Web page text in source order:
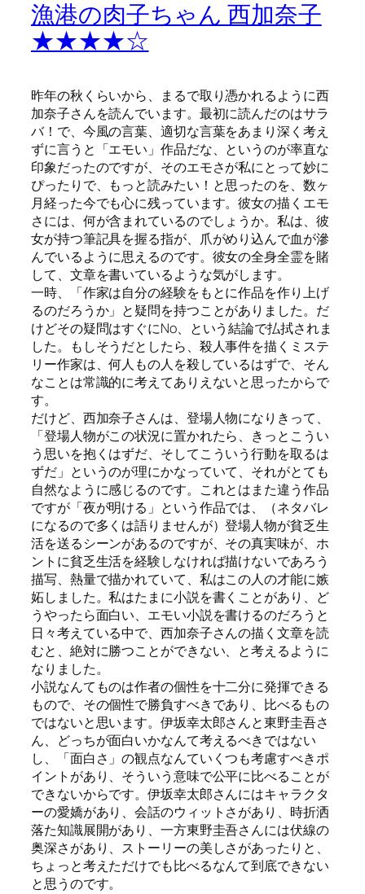
漁港の肉子ちゃん 西加奈子
★★★★☆
昨年の秋くらいから、まるで取り憑かれるように西
加奈子さんを読んでいます。最初に読んだのはサラ
バ！で、今風の言葉、適切な言葉をあまり深く考え
ずに言うと「エモい」作品だな、というのが率直な
印象だったのですが、そのエモさが私にとって妙に
ぴったりで、もっと読みたい！と思ったのを、数ヶ
月経った今でも心に残っています。彼女の描くエモ
さには、何が含まれているのでしょうか。私は、彼
女が持つ筆記具を握る指が、爪がめり込んで血が滲
んでいるように思えるのです。彼女の全身全霊を賭
して、文章を書いているような気がします。
一時、「作家は自分の経験をもとに作品を作り上げ
るのだろうか」と疑問を持つことがありました。だ
けどその疑問はすぐにNo、という結論で払拭されま
した。もしそうだとしたら、殺人事件を描くミステ
リー作家は、何人もの人を殺しているはずで、そん
なことは常識的に考えてありえないと思ったからで
す。
だけど、西加奈子さんは、登場人物になりきって、
「登場人物がこの状況に置かれたら、きっとこうい
う思いを抱くはずだ、そしてこういう行動を取るは
ずだ」というのが理にかなっていて、それがとても
自然なように感じるのです。これとはまた違う作品
ですが「夜が明ける」という作品では、（ネタバレ
になるので多くは語りませんが）登場人物が貧乏生
活を送るシーンがあるのですが、その真実味が、ホ
ントに貧乏生活を経験しなければ描けないであろう
描写、熱量で描かれていて、私はこの人の才能に嫉
妬しました。私はたまに小説を書くことがあり、ど
うやったら面白い、エモい小説を書けるのだろうと
日々考えている中で、西加奈子さんの描く文章を読
むと、絶対に勝つことができない、と考えるように
なりました。
小説なんてものは作者の個性を十二分に発揮できる
もので、その個性で勝負すべきであり、比べるもの
ではないと思います。伊坂幸太郎さんと東野圭吾さ
ん、どっちが面白いかなんて考えるべきではない
し、「面白さ」の観点なんていくつも考慮すべきポ
イントがあり、そういう意味で公平に比べることが
できないからです。伊坂幸太郎さんにはキャラクタ
ーの愛嬌があり、会話のウィットさがあり、時折洒
落た知識展開があり、一方東野圭吾さんには伏線の
奥深さがあり、ストーリーの美しさがあったりと、
ちょっと考えただけでも比べるなんて到底できない
と思うのです。